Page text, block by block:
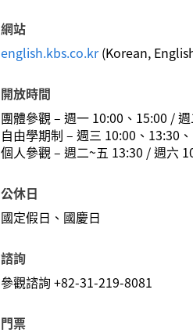
網站
english.kbs.co.kr(Korean,
開放時間
團體參觀 – 週一 10:00、15:00 /
自由學期制 – 週三 10:00、13:30
個人參觀 – 週二~五 13:30 / 週六
公休日
國定假日、國慶日
諮詢
參觀諮詢 +82-31-219-8081
門票